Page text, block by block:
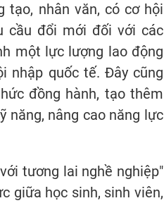
tạo, nhân văn, có cơ hội
cầu đổi mới đối với các
một lực lượng lao động
nhập quốc tế. Đây cũng
đồng hành, tạo thêm
năng, nâng cao năng lực
tương lai nghề nghiệp"
giữa học sinh, sinh viên,